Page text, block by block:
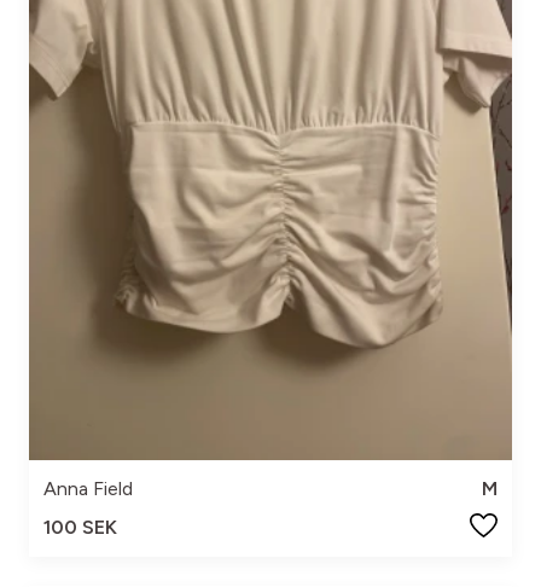
Anna Field
M
100 SEK